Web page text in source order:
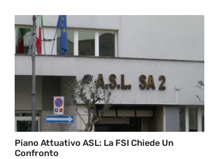
Piano Attuativo ASL: La FSI Chiede Un
Confronto